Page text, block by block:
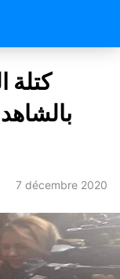
كتلة
7 décembre 2020